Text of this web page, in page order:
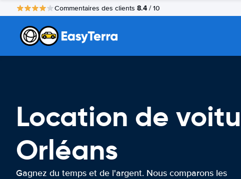
Commentaires des clients 8.4 / 10
Location de
Orléans
Gagnez du temps et de l'argent. Nous comparons les